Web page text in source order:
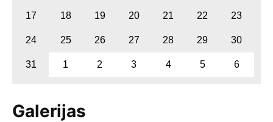
17 18 19 20 21 22 23
24 25 26 27 28 29 30
31 1 2 3 4 5 6
Galerijas